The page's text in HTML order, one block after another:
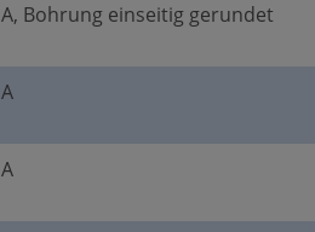
A, Bohrung einseitig gerundet
A
A